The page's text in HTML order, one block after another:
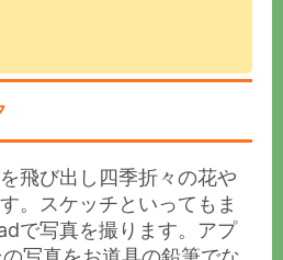
飛び出し四季折々の花や
。スケッチといってもま
で写真を撮ります。アプ